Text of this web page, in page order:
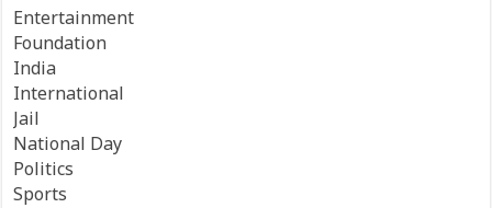
Entertainment
Foundation
India
International
Jail
National Day
Politics
Sports